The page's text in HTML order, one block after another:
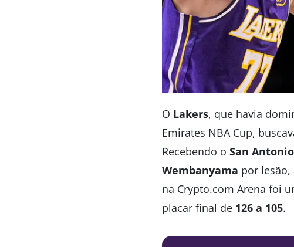
O Lakers, que havia
Emirates NBA Cup,
Recebendo o San
Wembanyama por
na Crypto.com Arena foi
placar final de 126 a 105.